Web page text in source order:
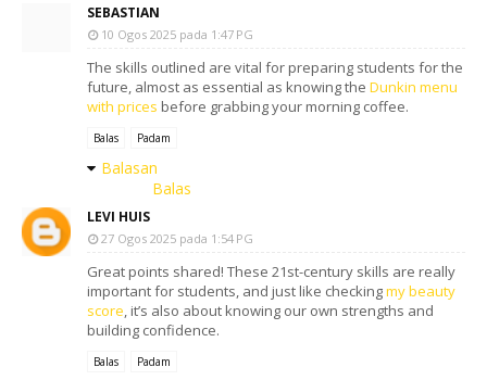
SEBASTIAN
10 Ogos 2025 pada 1:47 PG
The skills outlined are vital for preparing students for the
future, almost as essential as knowing the Dunkin menu
with prices before grabbing your morning coffee.
Balas Padam
Balasan
Balas
LEVI HUIS
27 Ogos 2025 pada 1:54 PG
Great points shared! These 21st-century skills are really
important for students, and just like checkingmy beauty
score, it’s also about knowing our own strengths and
building confidence.
Balas Padam